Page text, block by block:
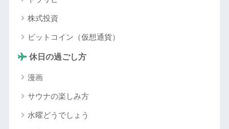
株式投資
ビットコイン（仮想通貨）
休日の過ごし方
漫画
サウナの楽しみ方
水曜どうでしょう